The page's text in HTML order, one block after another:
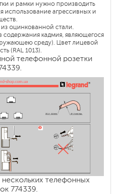
и рамки нужно производить
использование агрессивных и
оцинкованной стали.
содержания кадмия, являющегося
среду). Цвет лицевой
(RAL 1013).
телефонной розетки
телефонных
774339.